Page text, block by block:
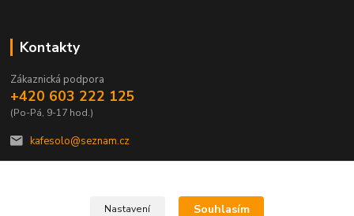
Kontakty
Zákaznická podpora
+420 603 222 125
(Po-Pá, 9-17 hod.)
kafesolo@seznam.cz
Nastavení Souhlasím